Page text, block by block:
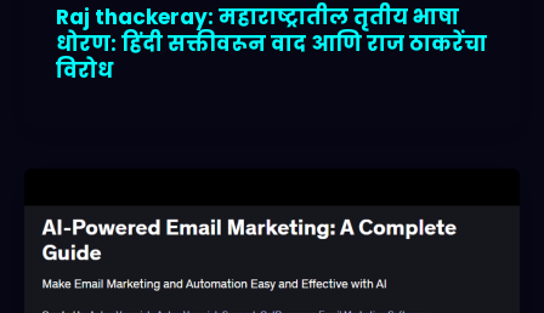
Raj thackeray: महाराष्ट्रातील तृतीय भाषा
धोरण: हिंदी सक्तीवरून वाद आणि राज ठाकरेंचा
विरोध